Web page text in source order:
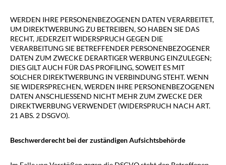
WERDEN IHRE PERSONENBEZOGENEN DATEN VERARBEITET,
UM DIREKTWERBUNG ZU BETREIBEN, SO HABEN SIE DAS
RECHT, JEDERZEIT WIDERSPRUCH GEGEN DIE
VERARBEITUNG SIE BETREFFENDER PERSONENBEZOGENER
DATEN ZUM ZWECKE DERARTIGER WERBUNG EINZULEGEN;
DIES GILT AUCH FÜR DAS PROFILING, SOWEIT ES MIT
SOLCHER DIREKTWERBUNG IN VERBINDUNG STEHT. WENN
SIE WIDERSPRECHEN, WERDEN IHRE PERSONENBEZOGENEN
DATEN ANSCHLIESSEND NICHT MEHR ZUM ZWECKE DER
DIREKTWERBUNG VERWENDET (WIDERSPRUCH NACH ART.
21 ABS. 2 DSGVO).
Beschwerde­recht bei der zuständigen Aufsichts­behörde